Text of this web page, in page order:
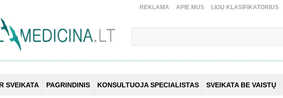
REKLAMA APIE MUS LIGŲ KLASIFIKATORIUS
SVEIKATA PAGRINDINIS KONSULTUOJA SPECIALISTAS SVEIKATA BE VAISTŲ